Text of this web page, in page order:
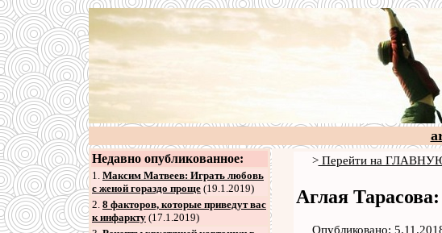
Недавно опубликованное:
1. Максим Матвеев: Играть любовь
с женой гораздо проще (19.1.2019)
2. 8 факторов, которые приведут вас
к инфаркту (17.1.2019)
>Перейти на
Аглая
Опубликовано: